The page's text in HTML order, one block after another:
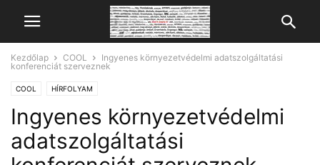
Kezdőlap COOL
Ingyenes környezetvédelmi adatszolgáltatási
konferenciát szerveznek
COOL HÍRFOLYAM
Ingyenes környezetvédelmi
adatszolgáltatási